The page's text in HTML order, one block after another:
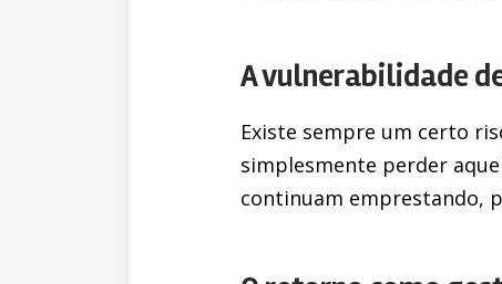
A vulnerabilidade
Existe sempre um certo
simplesmente perder
continuam emprestando,